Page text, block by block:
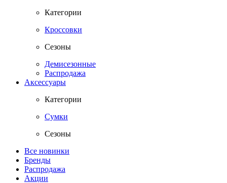
Категории
Кроссовки
Сезоны
Демисезонные
Распродажа
Аксессуары
Категории
Сумки
Сезоны
Все новинки
Бренды
Распродажа
Акции